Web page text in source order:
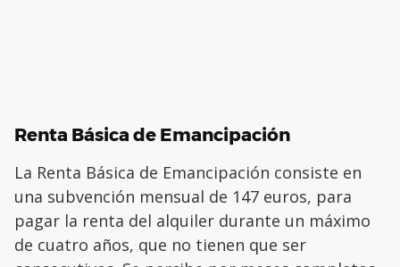
Renta Básica de Emancipación
La Renta Básica de Emancipación consiste en
una subvención mensual de 147 euros, para
pagar la renta del alquiler durante un máximo
de cuatro años, que no tienen que ser